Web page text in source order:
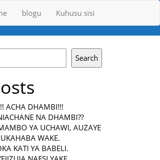
blogu Kuhusu sisi
Search
ACHA DHAMBI!!!
NA DHAMBI??
YA UCHAWI, AUZAYE
WAKE.
KATI YA BABELI.